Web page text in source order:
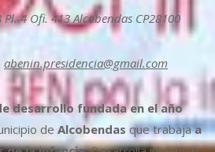
4 Ofi. 413 Alcobendas CP28100
abenin.presidencia@gmail.com
desarrollo fundada en el año
de Alcobendas que trabajaa